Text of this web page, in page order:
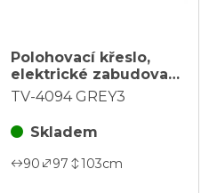
Polohovací křeslo,
elektrické zabudované
ovládání, šedá, látka
GREY3
TV-4094 GREY3
Skladem
90 97 103cm